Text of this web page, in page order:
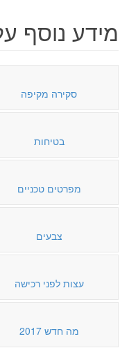
מידע נוסף
סקירה מקיפה
בטיחות
מפרטים טכניים
צבעים
עצות לפני רכישה
מה חדש 2017